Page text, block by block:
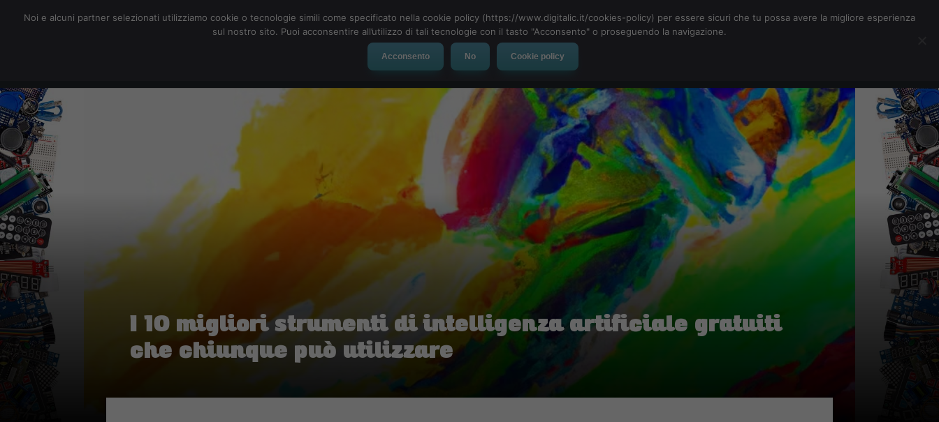
Social Network App Automotive Tech-News
I 10 migliori strumenti di intelligenza artificiale gratuiti
che chiunque può utilizzare
Noi e alcuni partner selezionati utilizziamo cookie o tecnologie simili come specificato nella cookie policy (https://www.digitalic.it/cookies-policy) per essere sicuri che tu possa avere la migliore esperienza
sul nostro sito. Puoi acconsentire all’utilizzo di tali tecnologie con il tasto "Acconsento" o proseguendo la navigazione.
Acconsento No Cookie policy